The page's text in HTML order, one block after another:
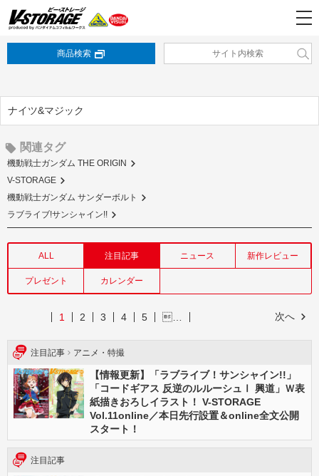
商品検索
ナイツ&マジック
関連タグ
機動戦士ガンダム THE ORIGIN
V-STORAGE
機動戦士ガンダム サンダーボルト
ラブライブ!サンシャイン!!
ALL 注目記事 ニュース 新作レビュー
プレゼント カレンダー
次へ
1 2 3 4 5 …
注目記事 アニメ・特撮
【情報更新】「ラブライブ！サンシャイン!!」
「コードギアス 反逆のルルーシュⅠ 興道」Ｗ表
紙描きおろしイラスト！ V-STORAGE
Vol.11online／本日先行設置＆online全文公開
スタート！
注目記事